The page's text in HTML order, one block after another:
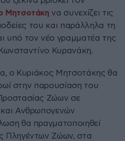
Μητσοτάκη να συνεχίζει τις
του και παράλληλα τη
υπό τον νέο γραμματέα της
Κυρανάκη.
ο Κυριάκος Μητσοτάκης θα
στην παρουσίαση του
Ζώων σε
Ανθρωπογενών
θα πραγματοποιηθεί
Πληγέντων Ζώων, στα